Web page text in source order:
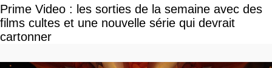
Prime Video : les sorties de la semaine avec des
films cultes et une nouvelle série qui devrait
cartonner